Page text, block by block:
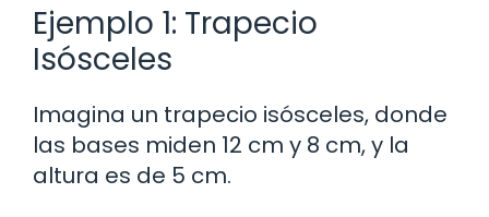
Ejemplo 1: Trapecio
Isósceles
Imagina un trapecio isósceles, donde
las bases miden 12 cm y 8 cm, y la
altura es de 5 cm.